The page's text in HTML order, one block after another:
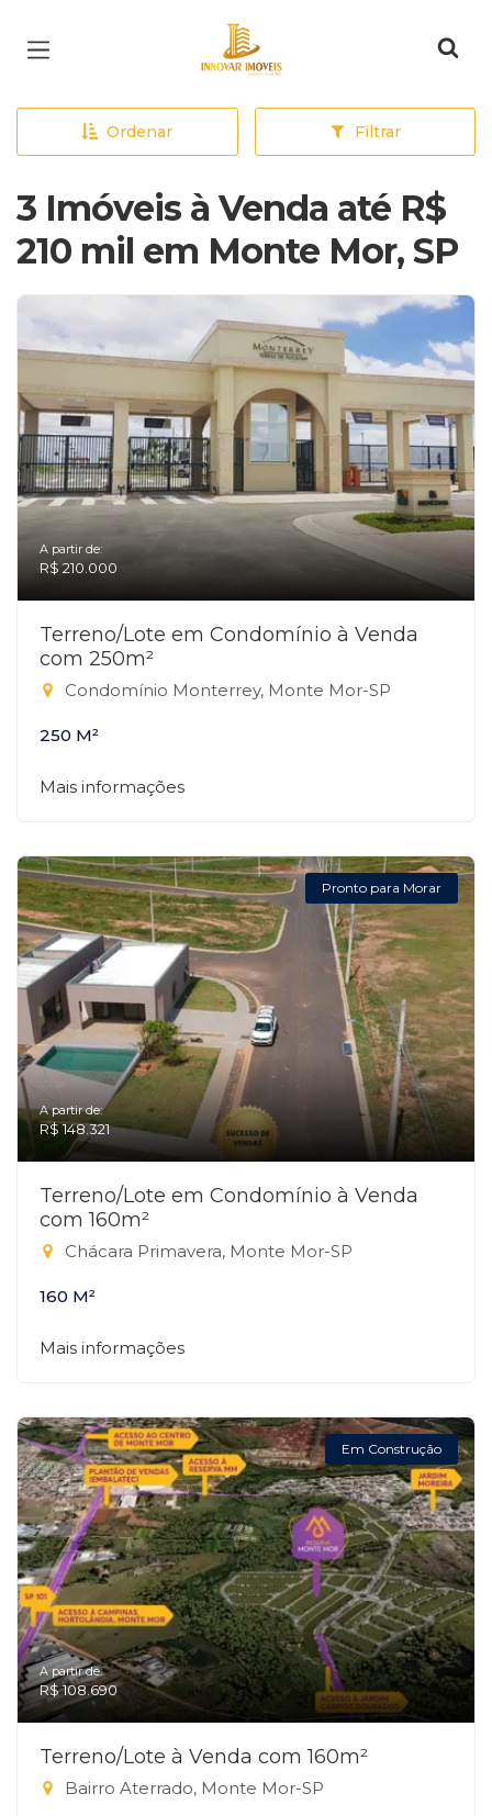
Página inicial
Ordenar Filtrar
3 Imóveis à Venda até R$
210 mil em Monte Mor, SP
A partir de:
R$ 210.000
Terreno/Lote em Condomínio à Venda
com 250m²
Condomínio Monterrey, Monte Mor-SP
250 M²
Mais informações
Pronto para Morar
A partir de:
R$ 148.321
Terreno/Lote em Condomínio à Venda
com 160m²
Chácara Primavera, Monte Mor-SP
160 M²
Mais informações
Em Construção
A partir de:
R$ 108.690
Terreno/Lote à Venda com 160m²
Bairro Aterrado, Monte Mor-SP